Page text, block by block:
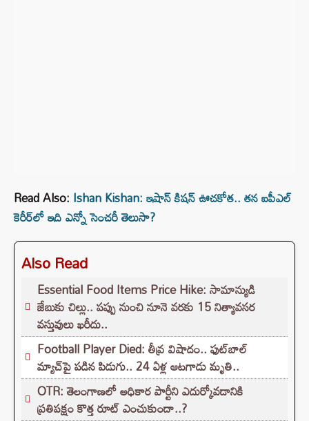
Read Also: Ishan Kishan: ఇషాన్ కిషన్ ఊచకోత.. తన ఐపీఎల్
కెరీర్‌లో ఇది ఎన్నో సెంచరీ తెలుసా?
Also Read
Essential Food Items Price Hike: సామాన్యుడి
జేబుకు చిల్లు.. పప్పు నుంచి నూనె వరకు 15 నిత్యావసర
వస్తువులు ఖరీదు..
Football Player Died: తీవ్ర విషాదం.. ఫుట్‌బాల్
మ్యాచ్‌పై పడిన పిడుగు.. 24 ఏళ్ల ఆటగాడు మృతి..
OTR: తెలంగాణలో అధికార పార్టీని ఎదుర్కోవడానికి
ప్రతిపక్షం కొత్త రూట్‌ ఎంచుకుందా..?